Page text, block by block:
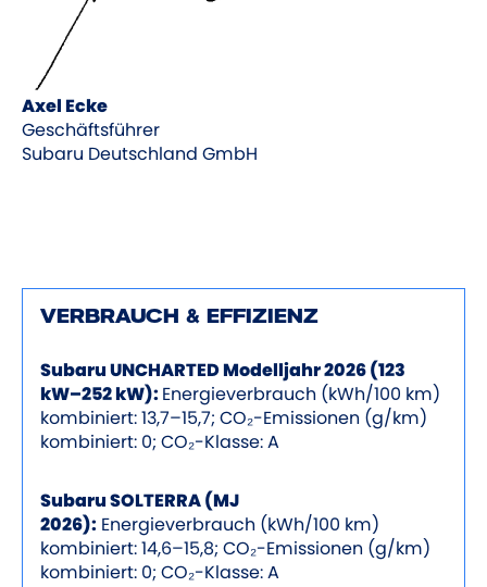
Axel Ecke
Geschäftsführer
Subaru Deutschland GmbH
VERBRAUCH & EFFIZIENZ
Subaru UNCHARTED Modelljahr 2026 (123
kW–252 kW):Energieverbrauch (kWh/100 km)
kombiniert: 13,7–15,7; CO₂-Emissionen (g/km)
kombiniert: 0; CO₂-Klasse: A
Subaru SOLTERRA (MJ
2026):Energieverbrauch (kWh/100 km)
kombiniert: 14,6–15,8; CO₂-Emissionen (g/km)
kombiniert: 0; CO₂-Klasse: A